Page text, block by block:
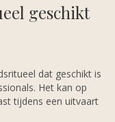
geschikt
dat geschikt is
Het kan op
tijdens een uitvaart